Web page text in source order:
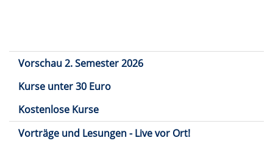
Vorschau 2. Semester 2026
Kurse unter 30 Euro
Kostenlose Kurse
Vorträge und Lesungen - Live vor Ort!